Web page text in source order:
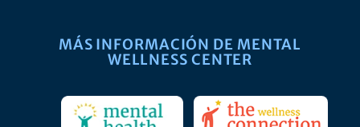
MÁS INFORMACIÓN DE MENTAL
WELLNESS CENTER